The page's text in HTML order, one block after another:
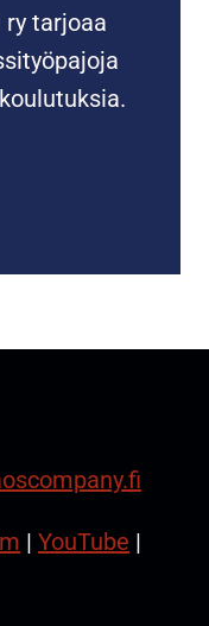
ry tarjoaa
| YouTube |